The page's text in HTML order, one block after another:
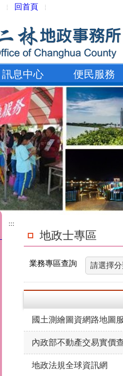
回首頁
訊息中心 便民服務
:::
地政士專區
業務專區查詢
國土測繪圖資網路地圖
內政部不動產交易實價
地政法規全球資訊網